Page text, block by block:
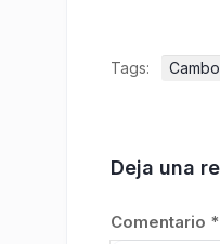
Tags:
Deja una
Comentario *